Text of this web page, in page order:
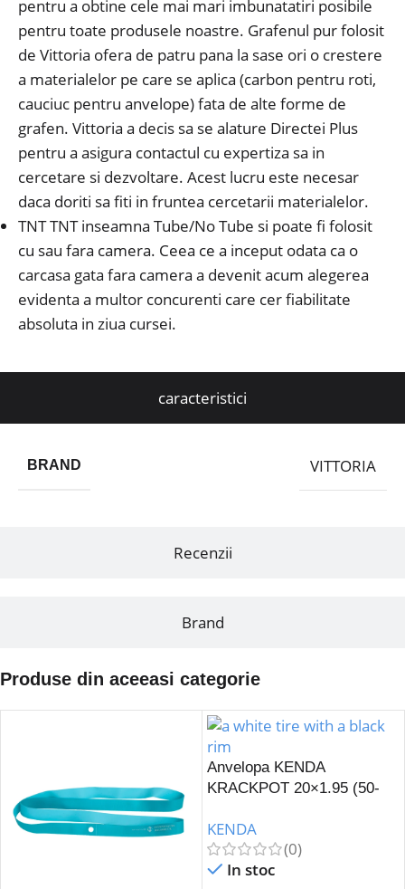
pentru a obtine cele mai mari imbunatatiri posibile
pentru toate produsele noastre. Grafenul pur folosit
de Vittoria ofera de patru pana la sase ori o crestere
a materialelor pe care se aplica (carbon pentru roti,
cauciuc pentru anvelope) fata de alte forme de
grafen. Vittoria a decis sa se alature Directei Plus
pentru a asigura contactul cu expertiza sa in
cercetare si dezvoltare. Acest lucru este necesar
daca doriti sa fiti in fruntea cercetarii materialelor.
TNT TNT inseamna Tube/No Tube si poate fi folosit
cu sau fara camera. Ceea ce a inceput odata ca o
carcasa gata fara camera a devenit acum alegerea
evidenta a multor concurenti care cer fiabilitate
absoluta in ziua cursei.
caracteristici
Recenzii
Brand
BRAND VITTORIA
Produse din aceeasi categorie
Anvelopa KENDA
KRACKPOT 20×1.95 (50-
KENDA
(0)
In stoc